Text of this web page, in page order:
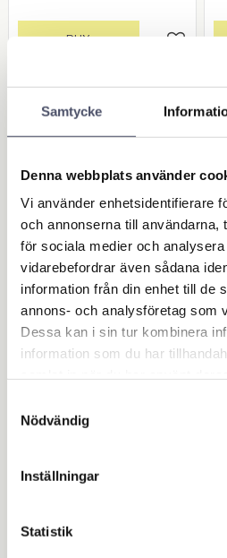
Samtycke
Denna webbplats använder
Vi använder enhetsidentifierare
och annonserna till användarna,
för sociala medier och
vidarebefordrar även sådana
information från din enhet till de
annons- och analysföretag som
Dessa kan i sin tur kombinera
information som du har
Nödvändig
Inställningar
Statistik
BUY
Ringsprint 5-pack 5
x 35mm
5-pack av ringsprint art.nr
444. Diameter 5mm x Längd
21,00KR
BUY